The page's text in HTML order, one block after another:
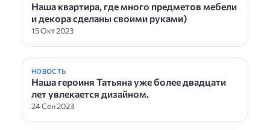
Наша квартира, где много предметов мебели
и декора сделаны своими руками)
15 Окт 2023
НОВОСТЬ
Наша героиня Татьяна уже более двадцати
лет увлекается дизайном.
24 Сен 2023